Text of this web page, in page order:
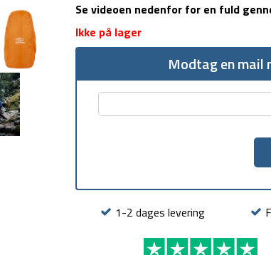
Se videoen nedenfor for en fuld
Ikke på lager
Modtag en mail
1-2 dages levering